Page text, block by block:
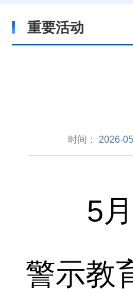
重要活动
时间： 2026-
5月
警示教